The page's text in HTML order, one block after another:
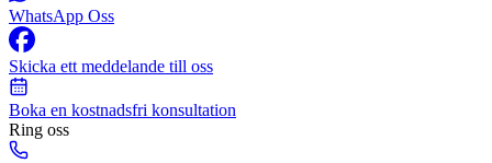
WhatsApp Oss
Skicka ett meddelande till oss
Boka en kostnadsfri konsultation
Ring oss